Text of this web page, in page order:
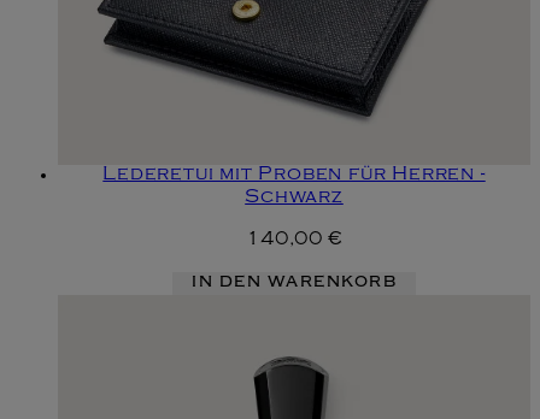
Lederetui mit Proben für Herren -
Schwarz
140,00 €
IN DEN WARENKORB